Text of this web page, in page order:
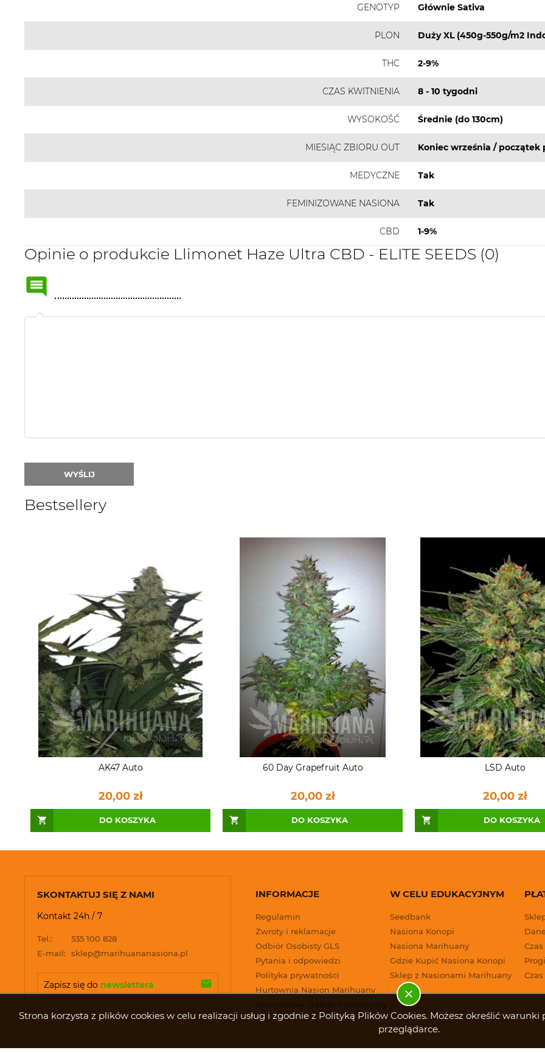
Strona korzysta z plików cookies w celu realizacji usług i zgodnie z Polityką Plików Cookies. Możesz określić
przeglądarce.
GENOTYP Głównie Sativa
PLON Duży XL (450g-550g/m2
THC 2-9%
CZAS KWITNIENIA 8 - 10 tygodni
WYSOKOŚĆ Średnie (do 130cm)
MIESIĄC ZBIORU OUT Koniec września / początek
MEDYCZNE Tak
FEMINIZOWANE NASIONA Tak
CBD 1-9%
Opinie o produkcie Llimonet Haze Ultra CBD - ELITE SEEDS (0)
WYŚLIJ
Bestsellery
AK47 Auto
20,00 zł
DO KOSZYKA
60 Day Grapefruit Auto
20,00 zł
DO KOSZYKA
LSD Auto
20,00 zł
DO KOSZYKA
INFORMACJE
Regulamin
Zwroty i reklamacje
Odbiór Osobisty GLS
Pytania i odpowiedzi
Polityka prywatności
Hurtownia Nasion Marihuany
W CELU EDUKACYJNYM
Seedbank
Nasiona Konopi
Nasiona Marihuany
Gdzie Kupić Nasiona Konopi
Sklep z Nasionami Marihuany
SKONTAKTUJ SIĘ Z NAMI
Kontakt 24h / 7
Tel.:
535 100 828
E-mail: sklep@marihuananasiona.pl
Zapisz się do newslettera